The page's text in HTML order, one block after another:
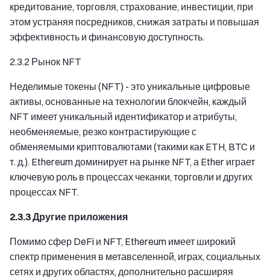
кредитование, торговля, страхование, инвестиции, при
этом устраняя посредников, снижая затраты и повышая
эффективность и финансовую доступность.
2.3.2 Рынок NFT
Неделимые токены (NFT) - это уникальные цифровые
активы, основанные на технологии блокчейн, каждый
NFT имеет уникальный идентификатор и атрибуты,
необменяемые, резко контрастирующие с
обменяемыми криптовалютами (такими как ETH, BTC и
т. д.). Ethereum доминирует на рынке NFT, а Ether играет
ключевую роль в процессах чеканки, торговли и других
процессах NFT.
2.3.3 Другие приложения
Помимо сфер DeFi и NFT, Ethereum имеет широкий
спектр применения в метавселенной, играх, социальных
сетях и других областях, дополнительно расширяя